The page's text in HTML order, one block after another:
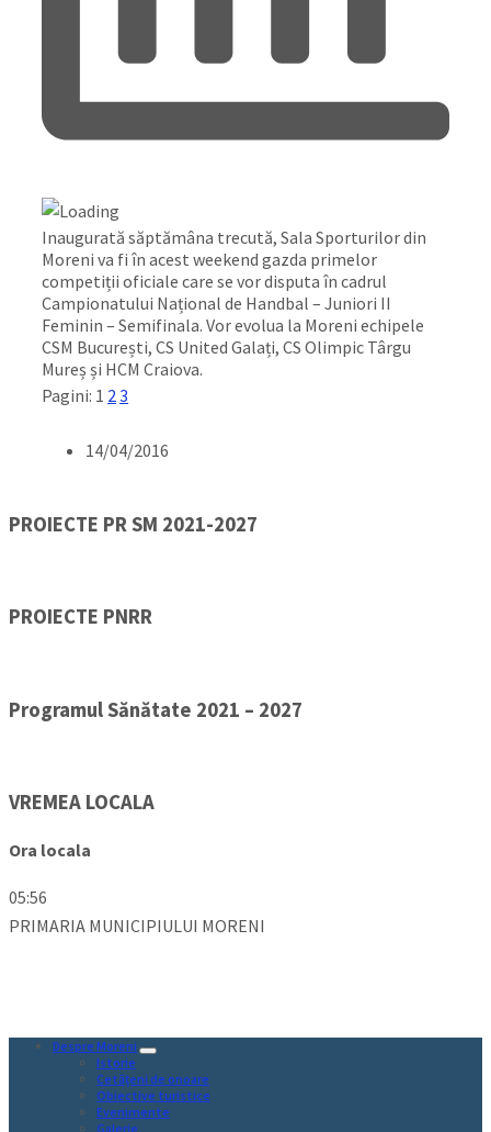
Inaugurată săptămâna trecută, Sala Sporturilor din
Moreni va fi în acest weekend gazda primelor
competiții oficiale care se vor disputa în cadrul
Campionatului Național de Handbal – Juniori II
Feminin – Semifinala. Vor evolua la Moreni echipele
CSM București, CS United Galați, CS Olimpic Târgu
Mureș și HCM Craiova.
Pagini: 1 23
14/04/2016
PROIECTE PR SM 2021-2027
PROIECTE PNRR
Programul Sănătate 2021 – 2027
VREMEA LOCALA
Ora locala
05:56
PRIMARIA MUNICIPIULUI MORENI
Despre Moreni
Istorie
Cetăţeni de onoare
Obiective turistice
Evenimente
Galerie